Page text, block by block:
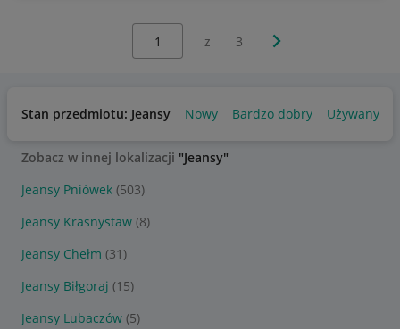
z 3 Następna strona
Stan przedmiotu: Jeansy Nowy Bardzo dobry Używany
Zobacz w innej lokalizacji "Jeansy"
Jeansy Pniówek (503)
Jeansy Krasnystaw (8)
Jeansy Chełm (31)
Jeansy Biłgoraj (15)
Jeansy Lubaczów (5)